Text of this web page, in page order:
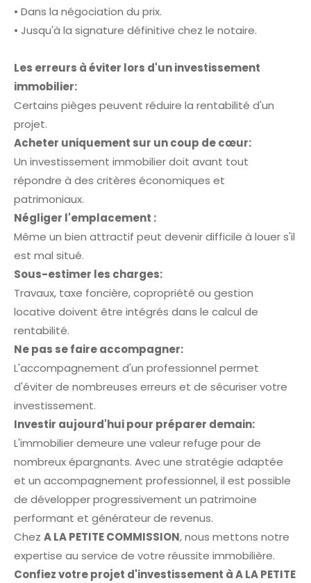
• Dans la négociation du prix.
• Jusqu'à la signature définitive chez le notaire.
Les erreurs à éviter lors d'un investissement
immobilier:
Certains pièges peuvent réduire la rentabilité d'un
projet.
Acheter uniquement sur un coup de cœur:
Un investissement immobilier doit avant tout
répondre à des critères économiques et
patrimoniaux.
Négliger l'emplacement :
Même un bien attractif peut devenir difficile à louer s'il
est mal situé.
Sous-estimer les charges:
Travaux, taxe foncière, copropriété ou gestion
locative doivent être intégrés dans le calcul de
rentabilité.
Ne pas se faire accompagner:
L'accompagnement d'un professionnel permet
d'éviter de nombreuses erreurs et de sécuriser votre
investissement.
Investir aujourd'hui pour préparer demain:
L'immobilier demeure une valeur refuge pour de
nombreux épargnants. Avec une stratégie adaptée
et un accompagnement professionnel, il est possible
de développer progressivement un patrimoine
performant et générateur de revenus.
Chez A LA PETITE COMMISSION, nous mettons notre
expertise au service de votre réussite immobilière.
Confiez votre projet d'investissement à A LA PETITE